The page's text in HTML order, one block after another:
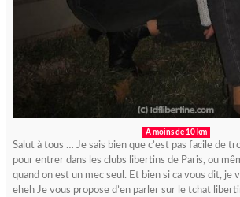
A moins de 10 km
Salut à tous … Je sais bien que c’est pas facile de
pour entrer dans les clubs libertins de Paris, ou
quand on est un mec seul. Et bien si ca vous dit, je
eheh Je vous propose d’en parler sur le tchat